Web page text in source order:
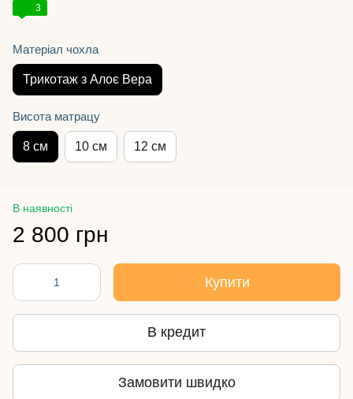
3
Матеріал чохла
Трикотаж з Алоє Вера
Висота матрацу
8 см 10 см 12 см
В наявності
2 800 грн
Купити
В кредит
Замовити швидко